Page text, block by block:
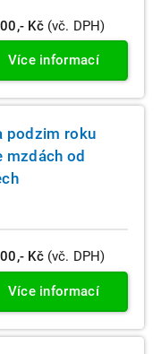
Kč (vč. DPH)
Více informací
podzim roku
mzdách od
Kč (vč. DPH)
Více informací